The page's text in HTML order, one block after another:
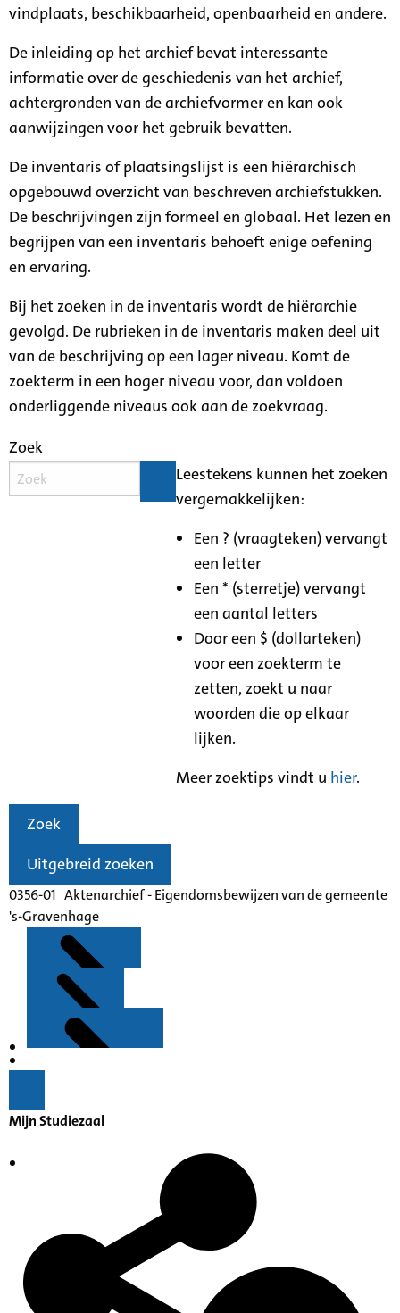
vindplaats, beschikbaarheid, openbaarheid en andere.
De inleiding op het archief bevat interessante
informatie over de geschiedenis van het archief,
achtergronden van de archiefvormer en kan ook
aanwijzingen voor het gebruik bevatten.
De inventaris of plaatsingslijst is een hiërarchisch
opgebouwd overzicht van beschreven archiefstukken.
De beschrijvingen zijn formeel en globaal. Het lezen en
begrijpen van een inventaris behoeft enige oefening
en ervaring.
Bij het zoeken in de inventaris wordt de hiërarchie
gevolgd. De rubrieken in de inventaris maken deel uit
van de beschrijving op een lager niveau. Komt de
zoekterm in een hoger niveau voor, dan voldoen
onderliggende niveaus ook aan de zoekvraag.
Zoek
Leestekens kunnen het zoeken
vergemakkelijken:
Een ? (vraagteken) vervangt
een letter
Een * (sterretje) vervangt
een aantal letters
Door een $ (dollarteken)
voor een zoekterm te
zetten, zoekt u naar
woorden die op elkaar
lijken.
Meer zoektips vindt u hier.
Zoek
Uitgebreid zoeken
0356-01 Aktenarchief - Eigendomsbewijzen van de gemeente
's-Gravenhage
Mijn Studiezaal